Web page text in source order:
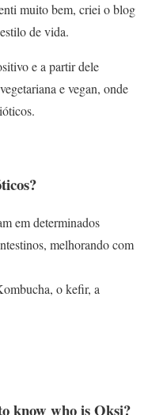
muito bem, criei o blog
de vida.
e a partir dele
e vegan, onde
em determinados
melhorando com
o kefir, a
know who is Oksi?